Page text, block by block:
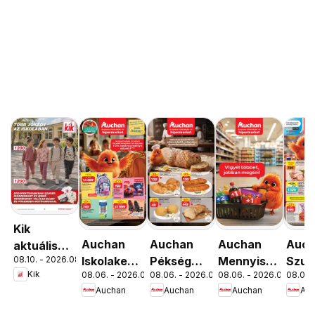
Kik
aktuális
akciós
újság
08.10. - 2026.08.16.
Kik
Auchan
Iskolakezdés
ajánlatok
08.06. - 2026.08.19.
Auchan
Auchan
Pékség
ajánlataink
08.06. - 2026.08.12.
Auchan
Auchan
Mennyiségi
kedvezmény
ajánlataink
08.06. - 2026.08.19.
Auchan
08.06.